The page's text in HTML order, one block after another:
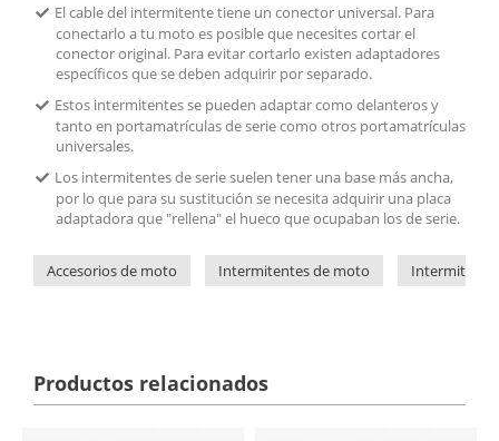
El cable del intermitente tiene un conector universal. Para
conectarlo a tu moto es posible que necesites cortar el
conector original. Para evitar cortarlo existen adaptadores
específicos que se deben adquirir por separado.
Estos intermitentes se pueden adaptar como delanteros y
tanto en portamatrículas de serie como otros portamatrículas
universales.
Los intermitentes de serie suelen tener una base más ancha,
por lo que para su sustitución se necesita adquirir una placa
adaptadora que "rellena" el hueco que ocupaban los de serie.
Accesorios de moto Intermitentes de moto
Productos relacionados